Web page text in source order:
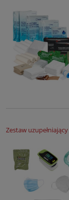
Zestaw